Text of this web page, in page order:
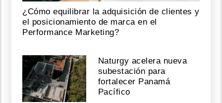
¿Cómo equilibrar la adquisición de clientes y
el posicionamiento de marca en el
Performance Marketing?
Naturgy acelera nueva
subestación para
fortalecer Panamá
Pacífico